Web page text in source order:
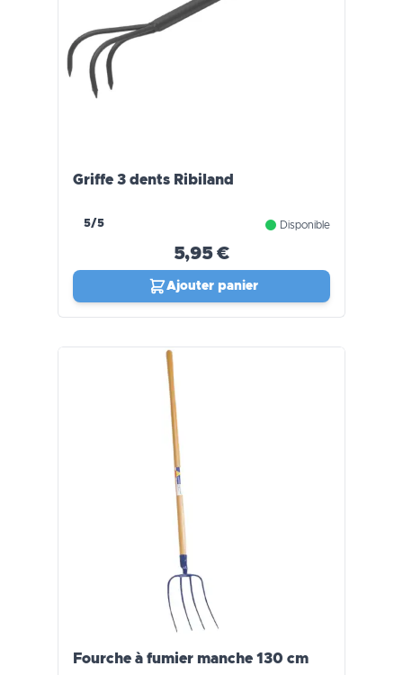
Griffe 3 dents Ribiland
5/5 Disponible
5,95 €
Ajouter panier
Fourche à fumier manche 130 cm